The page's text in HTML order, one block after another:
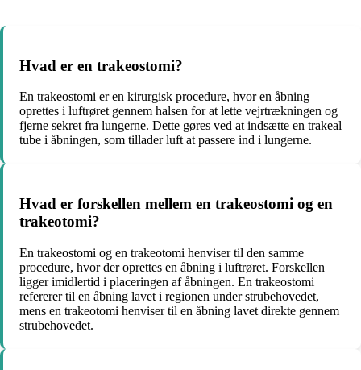
Hvad er en trakeostomi?
En trakeostomi er en kirurgisk procedure, hvor en åbning
oprettes i luftrøret gennem halsen for at lette vejrtrækningen og
fjerne sekret fra lungerne. Dette gøres ved at indsætte en trakeal
tube i åbningen, som tillader luft at passere ind i lungerne.
Hvad er forskellen mellem en trakeostomi og en
trakeotomi?
En trakeostomi og en trakeotomi henviser til den samme
procedure, hvor der oprettes en åbning i luftrøret. Forskellen
ligger imidlertid i placeringen af åbningen. En trakeostomi
refererer til en åbning lavet i regionen under strubehovedet,
mens en trakeotomi henviser til en åbning lavet direkte gennem
strubehovedet.